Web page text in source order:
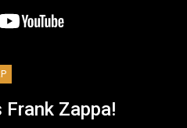
Frank Zappa!